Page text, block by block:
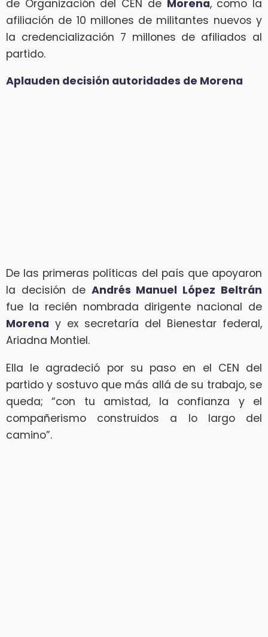
de Organización del CEN de Morena, como la
afiliación de 10 millones de militantes nuevos y
la credencialización 7 millones de afiliados al
partido.
Aplauden decisión autoridades de Morena
De las primeras políticas del país que apoyaron
la decisión de Andrés Manuel López Beltrán
fue la recién nombrada dirigente nacional de
Morena y ex secretaría del Bienestar federal,
Ariadna Montiel.
Ella le agradeció por su paso en el CEN del
partido y sostuvo que más allá de su trabajo, se
queda; “con tu amistad, la confianza y el
compañerismo construidos a lo largo del
camino”.